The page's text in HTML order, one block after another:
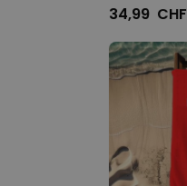
34,99 CHF